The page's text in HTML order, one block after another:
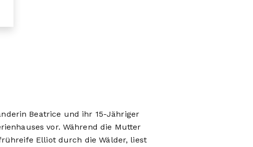
Beatrice und ihr 15-Jähriger
vor. Während die Mutter
Elliot durch die Wälder, liest